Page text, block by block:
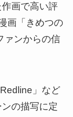
画で高い評
画「きめつの
ァンからの信
」など
の描写に定